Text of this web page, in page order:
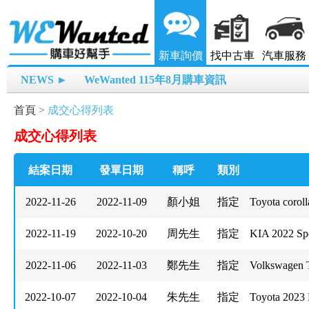
新車詢價 找中古車 汽車服務
NEWS ► WeWanted 115年8月購車資訊
首頁 > 成交心得列表
成交心得列表
結案日期 發單日期 稱呼 類別
2022-11-26 2022-11-09 顏小姐 指定 Toyota
2022-11-19 2022-10-20 周先生 指定 KIA 2022
2022-11-06 2022-11-03 鄭先生 指定 Volkswagen
2022-10-07 2022-10-04 朱先生 指定 Toyota 2023